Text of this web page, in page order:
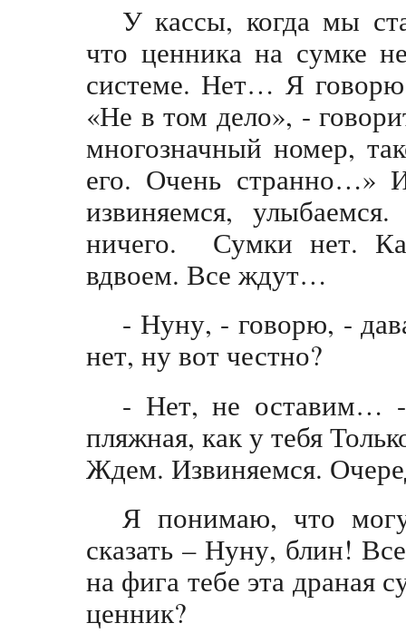
У кассы, когда мы
что ценника на сумке
системе. Нет… Я говорю
«Не в том дело», -
многозначный номер,
его. Очень странно…»
извиняемся,
ничего. Сумки нет.
вдвоем. Все ждут…
- Нуну, - говорю, -
нет, ну вот честно?
- Нет, не оставим… -
пляжная, как у тебя
Ждем. Извиняемся.
Я понимаю, что
сказать – Нуну, блин!
на фига тебе эта драная
ценник?